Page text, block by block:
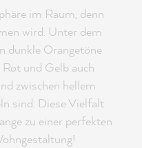
im Raum, denn
wird. Unter dem
dunkle Orangetöne
und Gelb auch
zwischen hellem
sind. Diese Vielfalt
zu einer perfekten